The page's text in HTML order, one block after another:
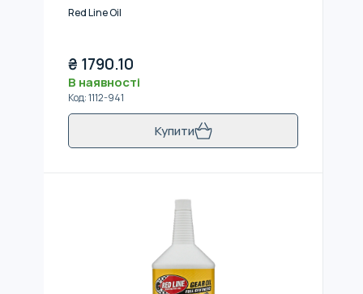
Red Line Oil
₴ 1790.10
В наявності
Код:1112-941
Купити